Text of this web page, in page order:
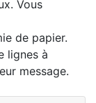
Vous
de papier.
lignes à
message.